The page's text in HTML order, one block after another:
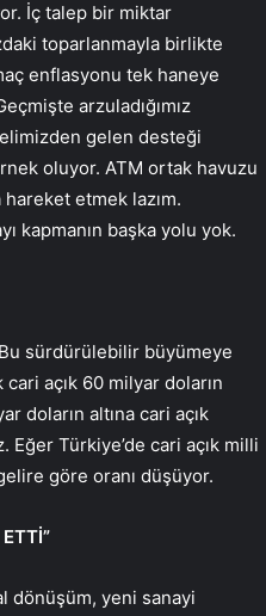
İç talep bir miktar
toparlanmayla birlikte
enflasyonu tek haneye
arzuladığımız
gelen desteği
oluyor. ATM ortak havuzu
etmek lazım.
kapmanın başka yolu yok.
sürdürülebilir büyümeye
cari açık 60 milyar doların
doların altına cari açık
Türkiye’de cari açık milli
göre oranı düşüyor.
dönüşüm, yeni sanayi